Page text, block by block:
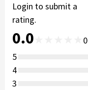
Login to submit a
rating.
0.0 0
5
4
3